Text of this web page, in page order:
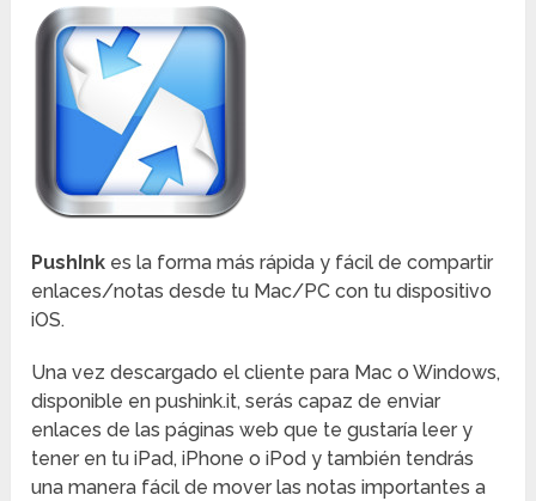
PushInk es la forma más rápida y fácil de compartir
enlaces/notas desde tu Mac/PC con tu dispositivo
iOS.
Una vez descargado el cliente para Mac o Windows,
disponible en pushink.it, serás capaz de enviar
enlaces de las páginas web que te gustaría leer y
tener en tu iPad, iPhone o iPod y también tendrás
una manera fácil de mover las notas importantes a